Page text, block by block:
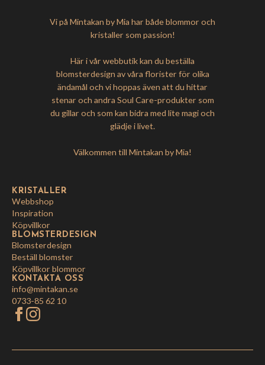
Vi på Mintakan by Mia har både blommor och
kristaller som passion!
Här i vår webbutik kan du beställa
blomsterdesign av våra florister för olika
ändamål och vi hoppas även att du hittar
stenar och andra Soul Care-produkter som
du gillar och som kan bidra med lite magi och
glädje i livet.
Välkommen till Mintakan by Mia!
KRISTALLER
Webbshop
Inspiration
Köpvillkor
BLOMSTERDESIGN
Blomsterdesign
Beställ blomster
Köpvillkor blommor
KONTAKTA OSS
info@mintakan.se
0733-85 62 10